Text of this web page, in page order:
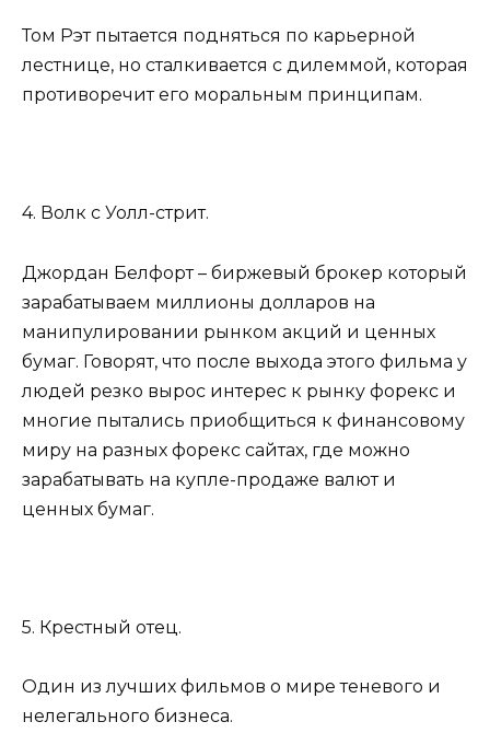
Том Рэт пытается подняться по карьерной
лестнице, но сталкивается с дилеммой, которая
противоречит его моральным принципам.
4. Волк с Уолл-стрит.
Джордан Белфорт – биржевый брокер который
зарабатываем миллионы долларов на
манипулировании рынком акций и ценных
бумаг. Говорят, что после выхода этого фильма у
людей резко вырос интерес к рынку форекс и
многие пытались приобщиться к финансовому
миру на разных форекс сайтах, где можно
зарабатывать на купле-продаже валют и
ценных бумаг.
5. Крестный отец.
Один из лучших фильмов о мире теневого и
нелегального бизнеса.